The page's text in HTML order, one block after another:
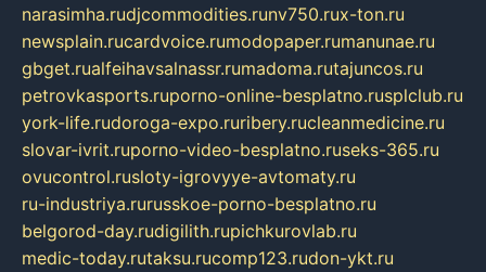
narasimha.rudjcommodities.runv750.rux-ton.ru
newsplain.rucardvoice.rumodopaper.rumanunae.ru
gbget.rualfeihavsalnassr.rumadoma.rutajuncos.ru
petrovkasports.ruporno-online-besplatno.rusplclub.ru
york-life.rudoroga-expo.ruribery.rucleanmedicine.ru
slovar-ivrit.ruporno-video-besplatno.ruseks-365.ru
ovucontrol.rusloty-igrovyye-avtomaty.ru
ru-industriya.rurusskoe-porno-besplatno.ru
belgorod-day.rudigilith.rupichkurovlab.ru
medic-today.rutaksu.rucomp123.rudon-ykt.ru